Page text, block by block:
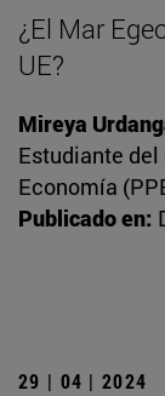
¿El Mar
UE?
Mireya
Estudiante
Economía
Publicado en:
29 | 04 | 2024